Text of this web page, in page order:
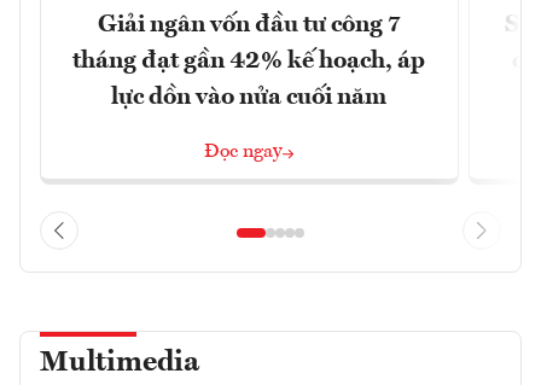
Giải ngân vốn đầu tư công 7
tháng đạt gần 42% kế hoạch, áp
lực dồn vào nửa cuối năm
Đọc ngay
Multimedia